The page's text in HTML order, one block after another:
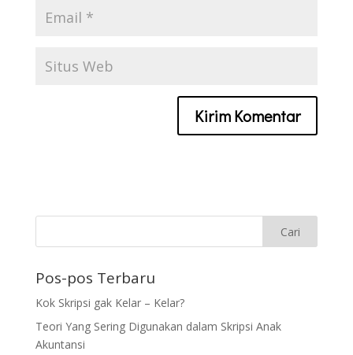
Pos-pos Terbaru
Kok Skripsi gak Kelar – Kelar?
Teori Yang Sering Digunakan dalam Skripsi Anak
Akuntansi